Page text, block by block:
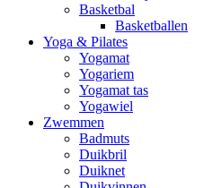
Basketbal
Basketballen
Yoga & Pilates
Yogamat
Yogariem
Yogamat tas
Yogawiel
Zwemmen
Badmuts
Duikbril
Duiknet